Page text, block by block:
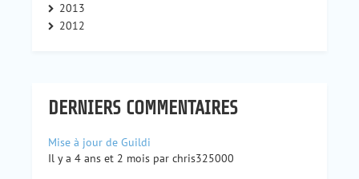
2013
2012
DERNIERS COMMENTAIRES
Mise à jour de Guildi
Il y a 4 ans et 2 mois par chris325000